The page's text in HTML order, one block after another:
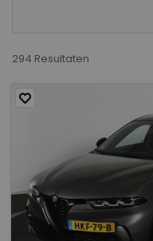
294 Resultaten